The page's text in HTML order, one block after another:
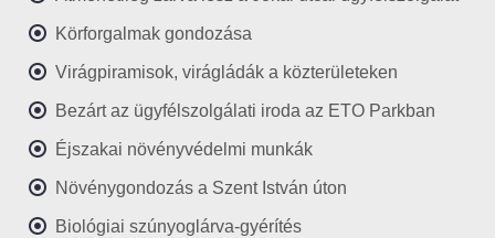
Körforgalmak gondozása
Virágpiramisok, virágládák a közterületeken
Bezárt az ügyfélszolgálati iroda az ETO Parkban
Éjszakai növényvédelmi munkák
Növénygondozás a Szent István úton
Biológiai szúnyoglárva-gyérítés